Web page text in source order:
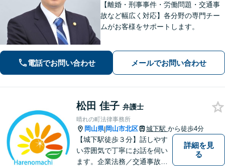
【離婚・刑事事件・労働問題・交通事
故など幅広く対応】各分野の専門チー
ムがお客様をサポートします。
電話でお問い合わせ メールでお問い合わせ
松田 佳子 弁護士
晴れの町法律事務所
岡山県|岡山市北区 城下駅 から徒歩4分
【城下駅徒歩３分】話しやす
い雰囲気で丁寧にお話を伺い
ます。企業法務／交通事故／
詳細を見
る